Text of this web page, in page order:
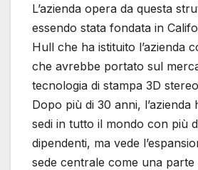
L’azienda opera da questa
essendo stata fondata in
Hull che ha istituito l’azienda
che avrebbe portato sul
tecnologia di stampa 3D
Dopo più di 30 anni, l’azienda
sedi in tutto il mondo con più
dipendenti, ma vede
sede centrale come una parte